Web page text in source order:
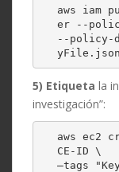
aws iam
er --
--policy-
yFile.json
5) Etiqueta la
investigación”:
aws ec2
CE-ID \
–tags